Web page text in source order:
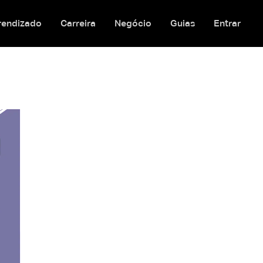
Carreira Negócio Guias Entrar